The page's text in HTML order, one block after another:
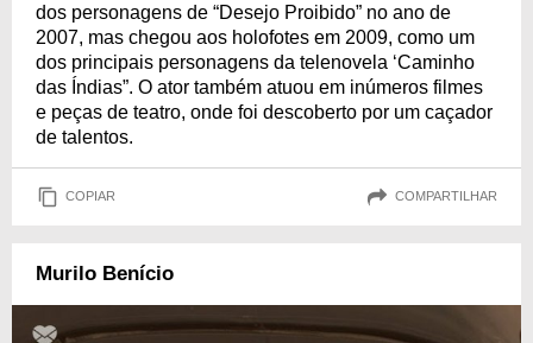
dos personagens de “Desejo Proibido” no ano de
2007, mas chegou aos holofotes em 2009, como um
dos principais personagens da telenovela ‘Caminho
das Índias”. O ator também atuou em inúmeros filmes
e peças de teatro, onde foi descoberto por um caçador
de talentos.
COPIAR COMPARTILHAR
Murilo Benício